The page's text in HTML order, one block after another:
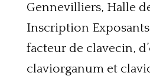
Gennevilliers, Halle
Inscription
facteur de clavecin,
claviorganum et